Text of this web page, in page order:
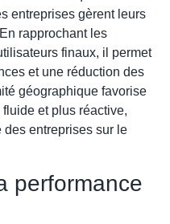
entreprises gèrent leurs
rapprochant les
finaux, il permet
et une réduction des
géographique favorise
et plus réactive,
des entreprises sur le
performance